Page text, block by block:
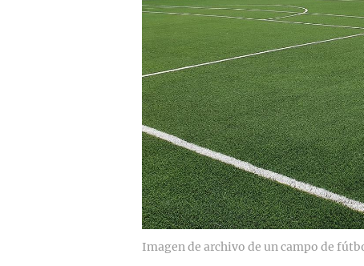
Imagen de archivo de un campo de